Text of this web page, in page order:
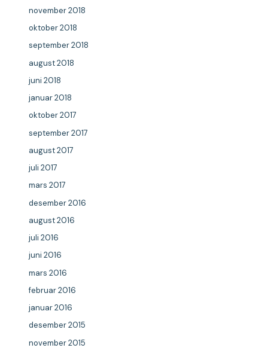
november 2018
oktober 2018
september 2018
august 2018
juni 2018
januar 2018
oktober 2017
september 2017
august 2017
juli 2017
mars 2017
desember 2016
august 2016
juli 2016
juni 2016
mars 2016
februar 2016
januar 2016
desember 2015
november 2015